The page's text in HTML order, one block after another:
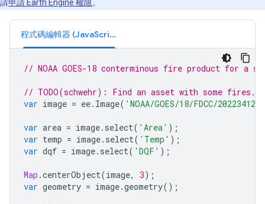
請申請 Earth Engine 權限。
程式碼編輯器 (JavaScript)
// NOAA GOES-18 conterminous fire product for a
// TODO(schwehr): Find an asset with some fires.
var image = ee. Image( 'NOAA/GOES/18/FDCC/
var area = image. select( 'Area' );
var temp = image. select( 'Temp' );
var dqf = image. select( 'DQF' );
Map .centerObject(image, 3);
var geometry = image.geometry();